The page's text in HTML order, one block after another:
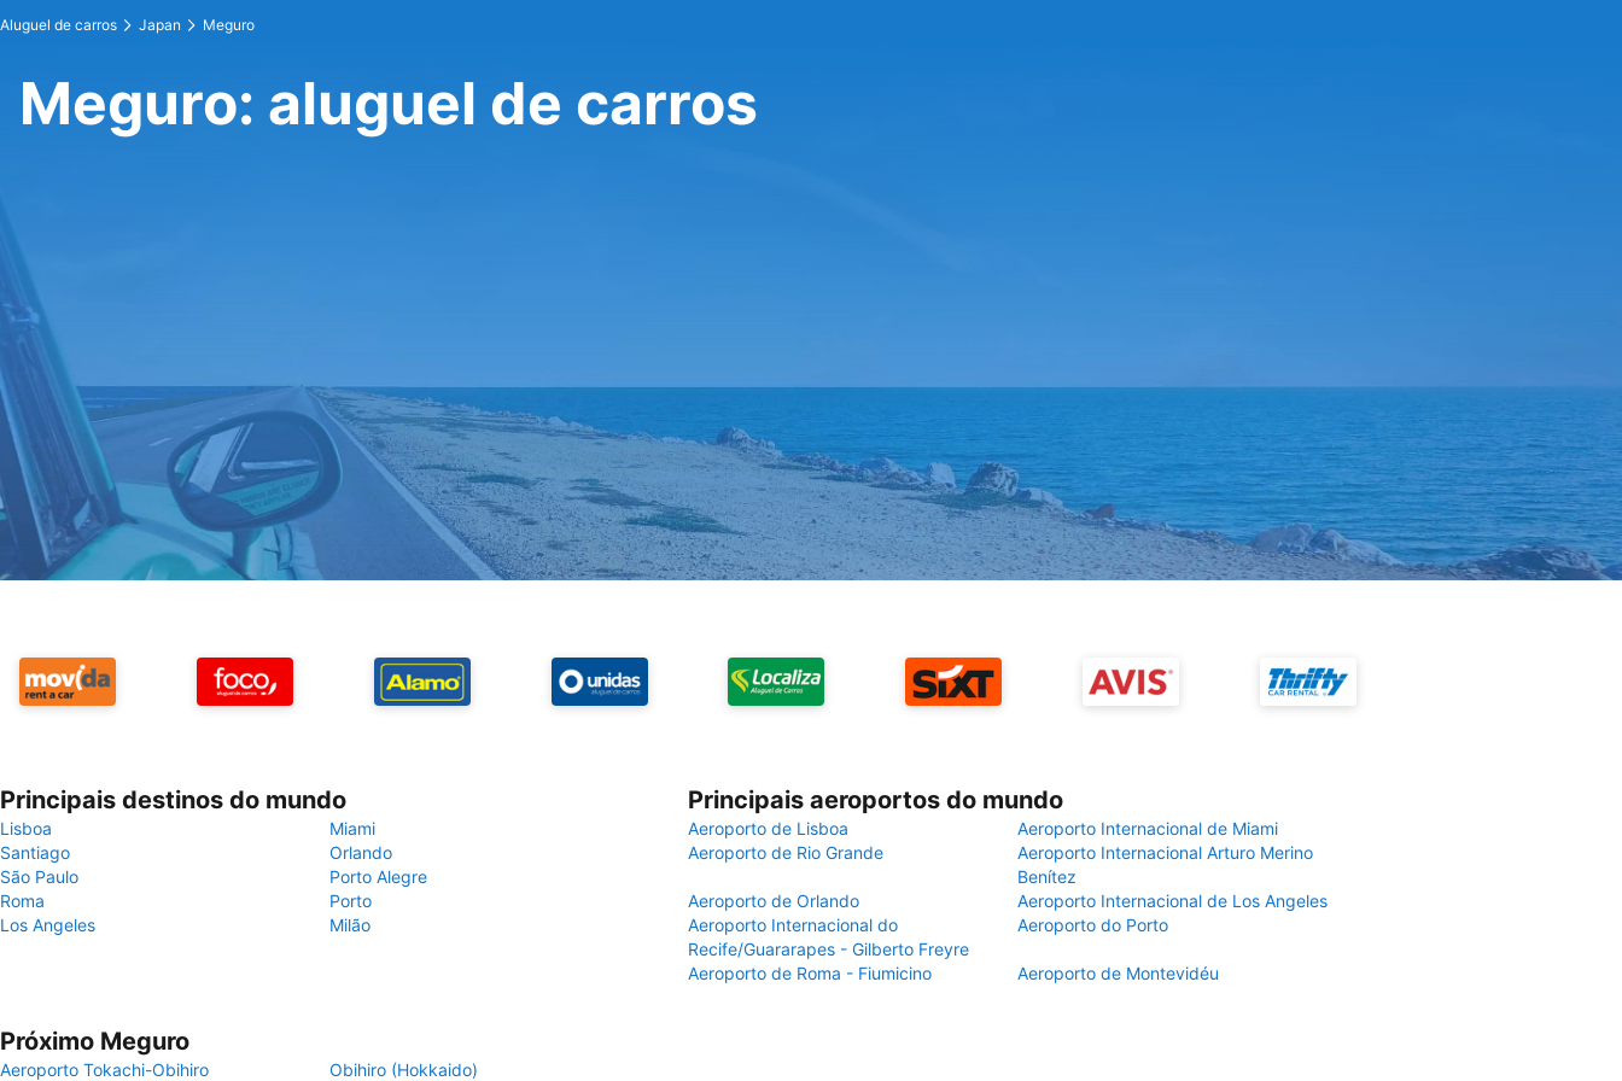
Aluguel de carros Japan Meguro
Meguro: aluguel de carros
Principais destinos do mundo
Lisboa
Miami
Santiago
Orlando
São Paulo
Porto Alegre
Roma
Porto
Los Angeles
Milão
Principais aeroportos do mundo
Aeroporto de Lisboa
Aeroporto Internacional de Miami
Aeroporto de Rio Grande
Aeroporto Internacional Arturo Merino
Benítez
Aeroporto de Orlando
Aeroporto Internacional de Los Angeles
Aeroporto Internacional do
Recife/Guararapes - Gilberto Freyre
Aeroporto do Porto
Aeroporto de Roma - Fiumicino Aeroporto de Montevidéu
Próximo Meguro
Aeroporto Tokachi-Obihiro Obihiro (Hokkaido)